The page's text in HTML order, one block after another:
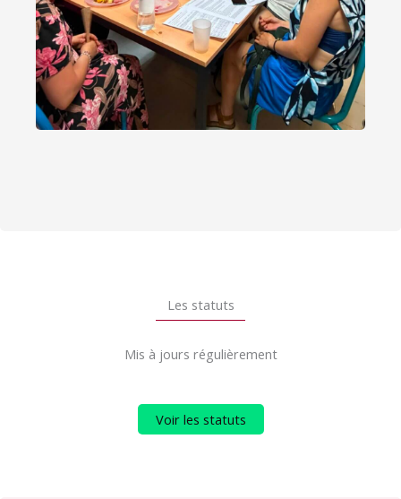
Les statuts
Mis à jours régulièrement
Voir les statuts